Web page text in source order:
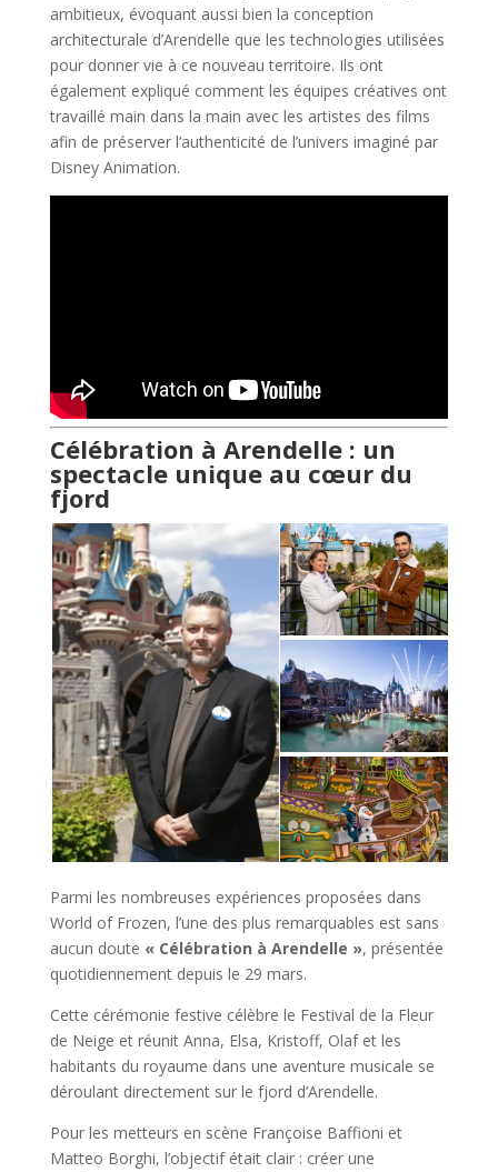
ambitieux, évoquant aussi bien la conception
architecturale d’Arendelle que les technologies utilisées
pour donner vie à ce nouveau territoire. Ils ont
également expliqué comment les équipes créatives ont
travaillé main dans la main avec les artistes des films
afin de préserver l’authenticité de l’univers imaginé par
Disney Animation.
Célébration à Arendelle : un
spectacle unique au cœur du
fjord
Parmi les nombreuses expériences proposées dans
World of Frozen, l’une des plus remarquables est sans
aucun doute « Célébration à Arendelle », présentée
quotidiennement depuis le 29 mars.
Cette cérémonie festive célèbre le Festival de la Fleur
de Neige et réunit Anna, Elsa, Kristoff, Olaf et les
habitants du royaume dans une aventure musicale se
déroulant directement sur le fjord d’Arendelle.
Pour les metteurs en scène Françoise Baffioni et
Matteo Borghi, l’objectif était clair : créer une